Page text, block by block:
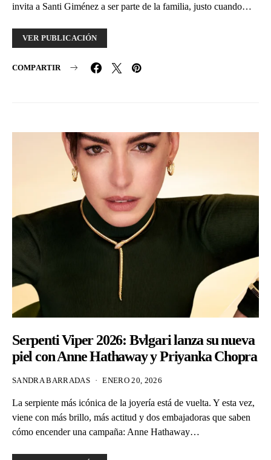
invita a Santi Giménez a ser parte de la familia, justo cuando…
VER PUBLICACIÓN
COMPARTIR
Serpenti Viper 2026: Bvlgari lanza su nueva
piel con Anne Hathaway y Priyanka Chopra
SANDRA BARRADAS ENERO 20, 2026
La serpiente más icónica de la joyería está de vuelta. Y esta vez,
viene con más brillo, más actitud y dos embajadoras que saben
cómo encender una campaña: Anne Hathaway…